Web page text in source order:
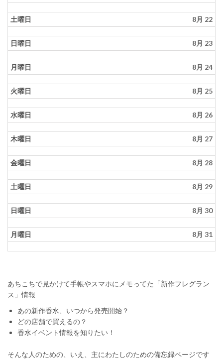
土曜日 8月 22
日曜日 8月 23
月曜日 8月 24
火曜日 8月 25
水曜日 8月 26
木曜日 8月 27
金曜日 8月 28
土曜日 8月 29
日曜日 8月 30
月曜日 8月 31
あちこちで見かけて手帳やスマホにメモってた「新作フレグラン
ス」情報
あの新作香水、いつから発売開始？
どの店舗で買えるの？
香水イベント情報を知りたい！
そんな人のための、いえ、主にわたしのための備忘録ページです